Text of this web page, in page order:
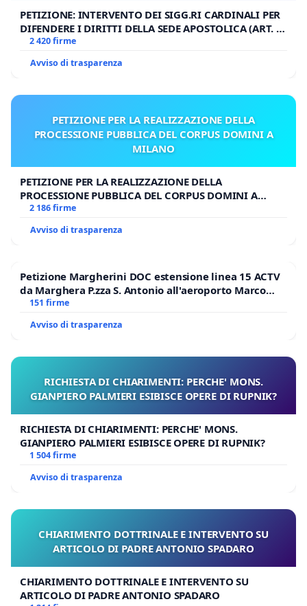
PETIZIONE: INTERVENTO DEI SIGG.RI CARDINALI PER
DIFENDERE I DIRITTI DELLA SEDE APOSTOLICA (ART. 3
UDG)
2 420 firme
Avviso di trasparenza
PETIZIONE PER LA REALIZZAZIONE DELLA
PROCESSIONE PUBBLICA DEL CORPUS DOMINI A
MILANO
PETIZIONE PER LA REALIZZAZIONE DELLA
PROCESSIONE PUBBLICA DEL CORPUS DOMINI A
MILANO
2 186 firme
Avviso di trasparenza
Petizione Margherini DOC estensione linea 15 ACTV
da Marghera P.zza S. Antonio all'aeroporto Marco
Polo tariffa a € 1,50
151 firme
Avviso di trasparenza
RICHIESTA DI CHIARIMENTI: PERCHE' MONS.
GIANPIERO PALMIERI ESIBISCE OPERE DI RUPNIK?
RICHIESTA DI CHIARIMENTI: PERCHE' MONS.
GIANPIERO PALMIERI ESIBISCE OPERE DI RUPNIK?
1 504 firme
Avviso di trasparenza
CHIARIMENTO DOTTRINALE E INTERVENTO SU
ARTICOLO DI PADRE ANTONIO SPADARO
CHIARIMENTO DOTTRINALE E INTERVENTO SU
ARTICOLO DI PADRE ANTONIO SPADARO